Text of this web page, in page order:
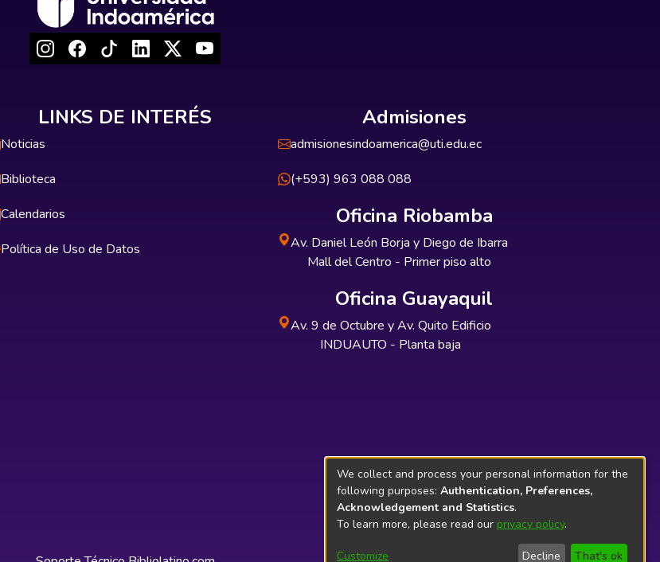
LINKS DE INTERÉS
Noticias
Biblioteca
Calendarios
Política de Uso de Datos
Admisiones
admisionesindoamerica@uti.edu.ec
(+593) 963 088 088
Oficina Riobamba
Av. Daniel León Borja y Diego de Ibarra
Mall del Centro - Primer piso alto
Oficina Guayaquil
Av. 9 de Octubre y Av. Quito Edificio
INDUAUTO - Planta baja
We collect and process your personal information for the
following purposes: Authentication, Preferences,
Acknowledgement and Statistics.
To learn more, please read our privacy policy.
Customize Decline That's ok